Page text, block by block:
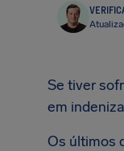
Se tiver
em
Os últimos